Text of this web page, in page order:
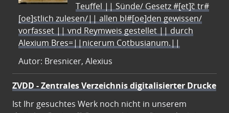
Teuffel || Sünde/ Gesetz #[et]c̃ tr#
[oe]stlich zulesen/|| allen bl#[oe]den gewissen/
vorfasset || vnd Reymweis gestellet || durch
Alexium Bres=||nicerum Cotbusianum.||
Autor: Bresnicer, Alexius
ZVDD - Zentrales Verzeichnis digitalisierter Drucke
Ist Ihr gesuchtes Werk noch nicht in unserem